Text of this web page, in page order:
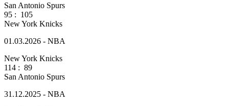
San Antonio Spurs
95 : 105
New York Knicks
01.03.2026 - NBA
New York Knicks
114 : 89
San Antonio Spurs
31.12.2025 - NBA